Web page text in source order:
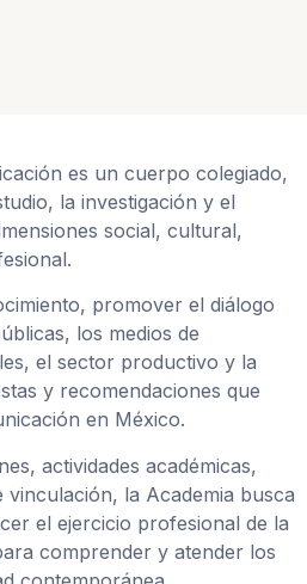
es un cuerpo colegiado,
la investigación y el
social, cultural,
promover el diálogo
los medios de
el sector productivo y la
y recomendaciones que
en México.
actividades académicas,
la Academia busca
el ejercicio profesional de la
comprender y atender los